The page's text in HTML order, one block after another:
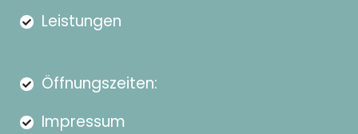
Leistungen
Öffnungszeiten:
Impressum